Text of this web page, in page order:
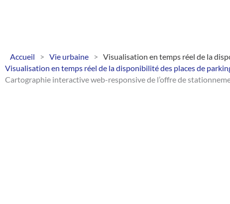
Accueil > Vie urbaine > Visualisation en temps réel de la
Visualisation en temps réel de la disponibilité des places de
Cartographie interactive web-responsive de l’offre de